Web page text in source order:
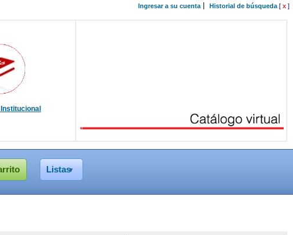
Ingresar a su cuenta Historial de búsqueda[ x ]
Listas